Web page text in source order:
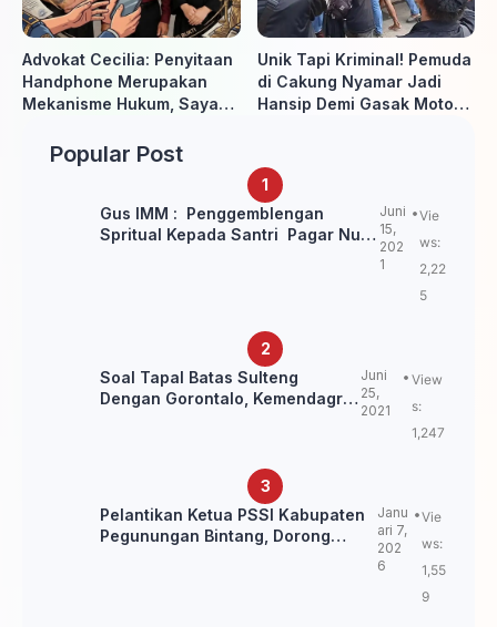
Advokat Cecilia: Penyitaan
Handphone Merupakan
Mekanisme Hukum, Saya
Diminta Penyidik dan Tidak
perlu takut
Unik Tapi Kriminal! Pemuda
di Cakung Nyamar Jadi
Hansip Demi Gasak Motor
Popular Post
Gus IMM : Penggemblengan
Spritual Kepada Santri Pagar Nusa
Juni
15,
202
1
Vie
ws:
2,22
5
Soal Tapal Batas Sulteng
Dengan Gorontalo, Kemendagri:
Juni
25,
2021
View
s:
1,247
Pelantikan Ketua PSSI Kabupaten
Pegunungan Bintang, Dorong
Janu
ari 7,
202
6
Vie
ws:
1,55
9